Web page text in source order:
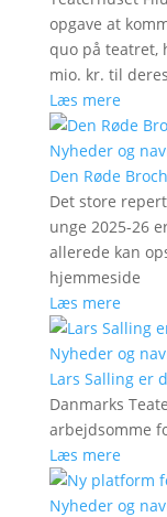
opgave at
quo på teatret,
mio. kr. til
Læs mere
Nyheder og
Den Røde
Det store
unge 2025-26
allerede kan
hjemmeside
Læs mere
Nyheder og
Lars Salling er
Danmarks
arbejdsomme
Læs mere
Nyheder og